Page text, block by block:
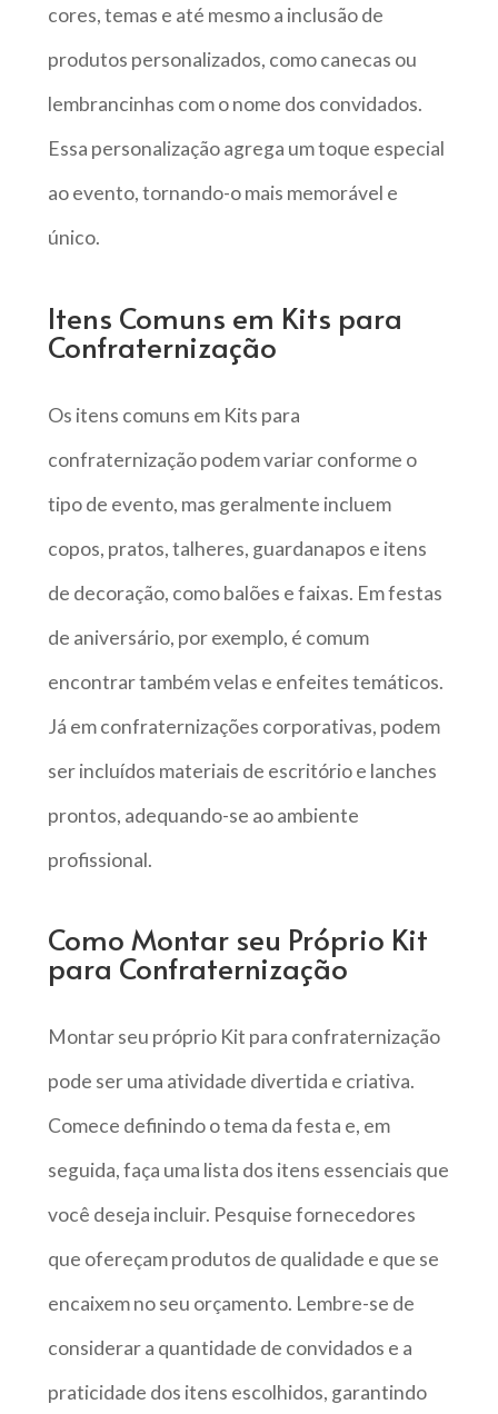
cores, temas e até mesmo a inclusão de
produtos personalizados, como canecas ou
lembrancinhas com o nome dos convidados.
Essa personalização agrega um toque especial
ao evento, tornando-o mais memorável e
único.
Itens Comuns em Kits para
Confraternização
Os itens comuns em Kits para
confraternização podem variar conforme o
tipo de evento, mas geralmente incluem
copos, pratos, talheres, guardanapos e itens
de decoração, como balões e faixas. Em festas
de aniversário, por exemplo, é comum
encontrar também velas e enfeites temáticos.
Já em confraternizações corporativas, podem
ser incluídos materiais de escritório e lanches
prontos, adequando-se ao ambiente
profissional.
Como Montar seu Próprio Kit
para Confraternização
Montar seu próprio Kit para confraternização
pode ser uma atividade divertida e criativa.
Comece definindo o tema da festa e, em
seguida, faça uma lista dos itens essenciais que
você deseja incluir. Pesquise fornecedores
que ofereçam produtos de qualidade e que se
encaixem no seu orçamento. Lembre-se de
considerar a quantidade de convidados e a
praticidade dos itens escolhidos, garantindo